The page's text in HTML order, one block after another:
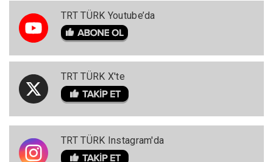
TRT TÜRK Youtube’da
TRT TÜRK X'te
TRT TÜRK Instagram'da